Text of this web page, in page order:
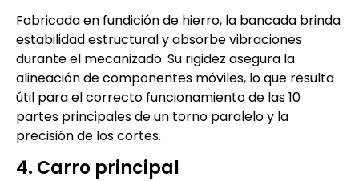
Fabricada en fundición de hierro, la bancada brinda
estabilidad estructural y absorbe vibraciones
durante el mecanizado. Su rigidez asegura la
alineación de componentes móviles, lo que resulta
útil para el correcto funcionamiento de las 10
partes principales de un torno paralelo y la
precisión de los cortes.
4. Carro principal